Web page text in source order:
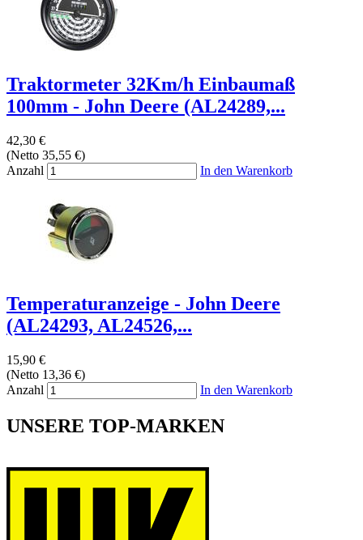
Traktormeter 32Km/h Einbaumaß
100mm - John Deere (AL24289,...
42,30 €
(Netto 35,55 €)
Anzahl
In den Warenkorb
Temperaturanzeige - John Deere
(AL24293, AL24526,...
15,90 €
(Netto 13,36 €)
Anzahl
In den Warenkorb
UNSERE TOP-MARKEN